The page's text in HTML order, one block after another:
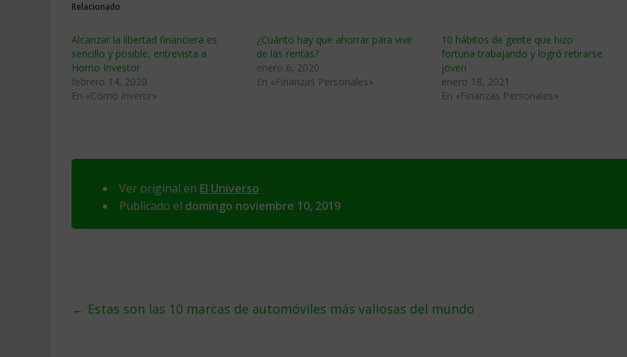
Relacionado
Alcanzar la libertad financiera es
sencillo y posible, entrevista a
Homo Investor
febrero 14, 2020
En «Como invertir»
¿Cuánto hay que ahorrar para vivir
de las rentas?
enero 6, 2020
En «Finanzas Personales»
10 hábitos de gente que hizo
fortuna trabajando y logró retirarse
joven
enero 18, 2021
En «Finanzas Personales»
Ver original en El Universo
Publicado el domingo noviembre 10, 2019
← Estas son las 10 marcas de automóviles más valiosas del mundo